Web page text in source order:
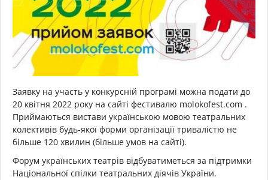
Заявку на участь у конкурсній програмі можна подати до
20 квітня 2022 року на сайті фестивалю molokofest.com .
Приймаються вистави українською мовою театральних
колективів будь-якої форми організації тривалістю не
більше 120 хвилин (більше умов на сайті).
Форум українських театрів відбуватиметься за підтримки
Національної спілки театральних діячів України.